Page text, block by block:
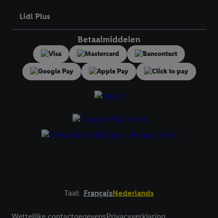
Lidl Plus
Betaalmiddelen
Taal: FrançaisNederlands
Wettelijke contactgegevensPrivacyverklaring
trekken, vindt u in onze